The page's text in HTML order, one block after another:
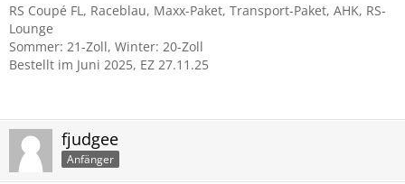
RS Coupé FL, Raceblau, Maxx-Paket, Transport-Paket, AHK, RS-
Lounge
Sommer: 21-Zoll, Winter: 20-Zoll
Bestellt im Juni 2025, EZ 27.11.25
fjudgee
Anfänger